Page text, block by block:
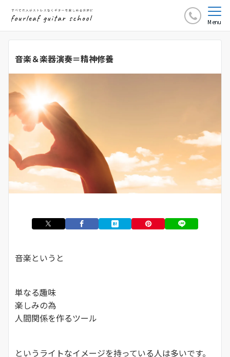
Menu
音楽＆楽器演奏＝精神修養
音楽というと
単なる趣味
楽しみの為
人間関係を作るツール
というライトなイメージを持っている人は多いです。